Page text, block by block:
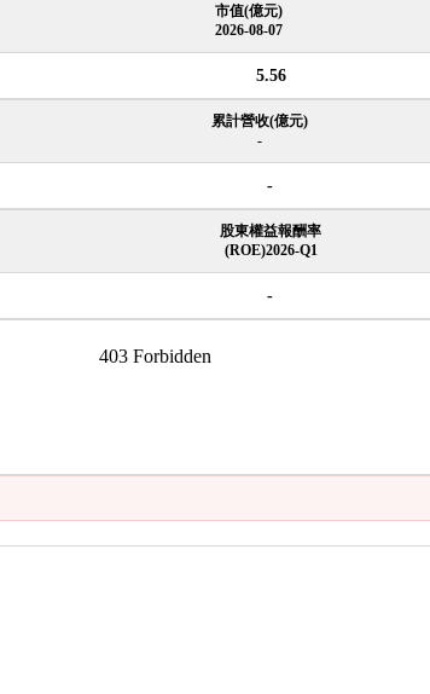
市值(億元)
2026-08-07
5.56
累計營收(億元)
-
-
股東權益報酬率
(ROE)2026-Q1
-